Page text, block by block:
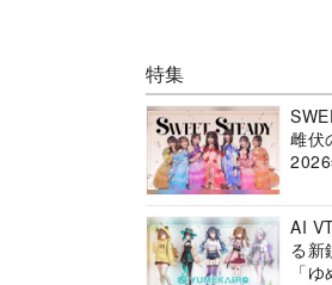
特集
雌伏
AI
る新
「